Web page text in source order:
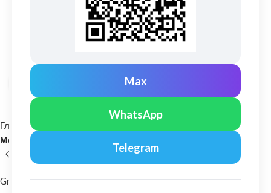
Max
WhatsApp
Telegram
Нажмите, чтобы увеличить
Главная
Металлочерепица и комплектующие
Grand Line